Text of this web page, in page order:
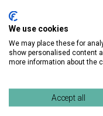
Stock: 1-10 copies
Eine Frau, ein Mann:
We use cookies
We may place these for
show personalised content
more information about the
Accept all